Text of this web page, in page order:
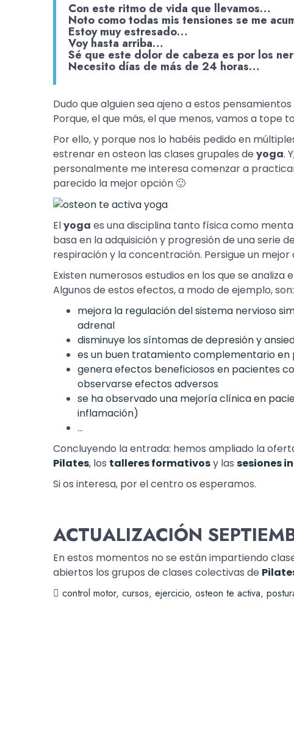
Con este ritmo de vida que llevamos…
Noto como todas mis tensiones se me
Estoy muy estresado…
Voy hasta arriba…
Sé que este dolor de cabeza es por los
Necesito días de más de 24 horas…
Dudo que alguien sea ajeno a estos
Porque, el que más, el que menos, vamos a tope
Por ello, y porque nos lo habéis pedido en
estrenar en osteon las clases grupales de yoga.
personalmente me interesa comenzar a
parecido la mejor opción 🙂
Elyoga es una disciplina tanto física como
basa en la adquisición y progresión de una serie
respiración y la concentración. Persigue un
Existen numerosos estudios en los que se
Algunos de estos efectos, a modo de ejemplo, son:
mejora la regulación del sistema nervioso
adrenal
disminuye los síntomas de depresión y
es un buen tratamiento complementario en
genera efectos beneficiosos en pacientes
observarse efectos adversos
se ha observado una mejoría clínica en
inflamación)
…
Concluyendo la entrada: hemos ampliado la
Pilates, los talleres formativosy las sesiones
Si os interesa, por el centro os esperamos.
ACTUALIZACIÓN
En estos momentos no se están impartiendo
abiertos los grupos de clases colectivas de
control motor, cursos, ejercicio, osteon te activa,